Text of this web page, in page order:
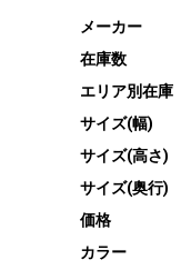
プリン
コート
傘立て
食器棚
オフィ
カウン
センタ
カフェ
ソファ
シェルフ
ダスト
インテ
冷蔵庫
空気清
電子レン
液晶テ
エアコン
照明機器
季節家電
その他
メーカー
在庫数
エリア別在庫
サイズ(幅)
サイズ(高さ)
サイズ(奥行)
価格
カラー